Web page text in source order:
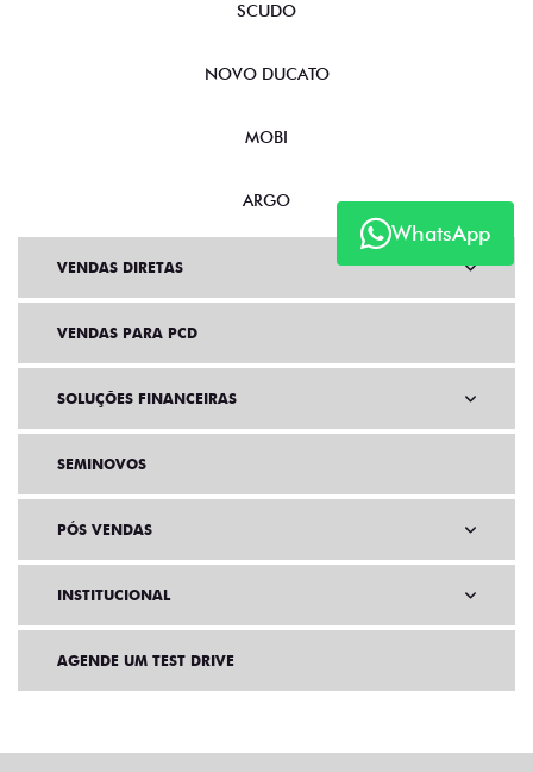
WhatsApp
SCUDO
NOVO DUCATO
MOBI
ARGO
VENDAS DIRETAS
VENDAS PARA PCD
SOLUÇÕES FINANCEIRAS
SEMINOVOS
PÓS VENDAS
INSTITUCIONAL
AGENDE UM TEST DRIVE